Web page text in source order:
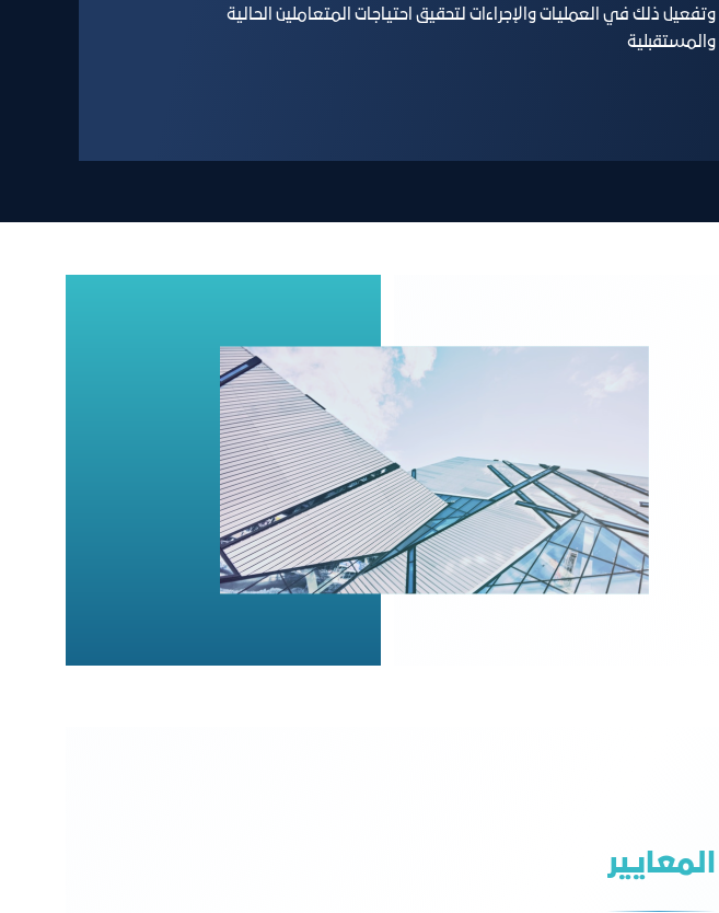
وتفعيل ذلك في العمليات والإجراءات لتحقيق احتياجات المتعاملين الحالية
والمستقبلية
المعايير